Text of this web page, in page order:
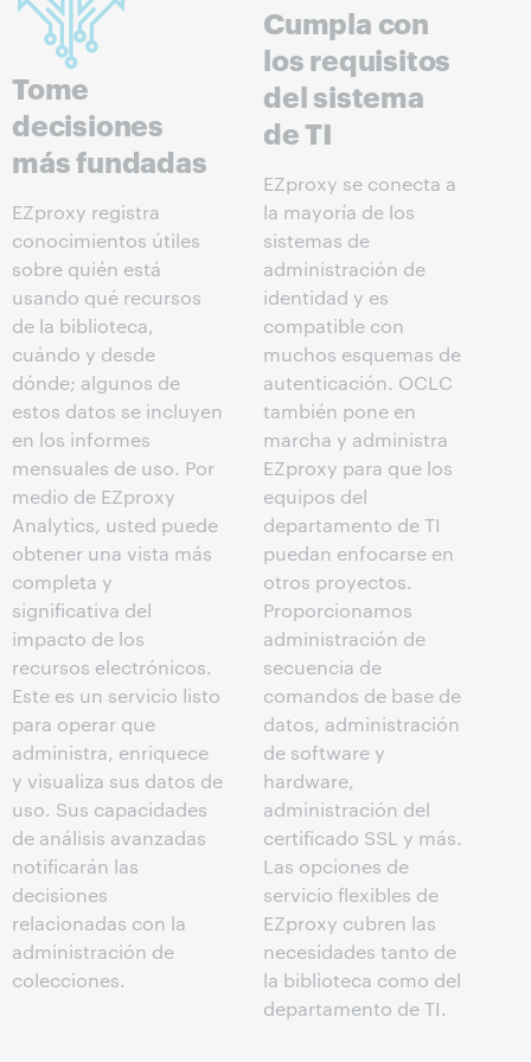
Tome
decisiones
más fundadas
EZproxy registra
conocimientos útiles
sobre quién está
usando qué recursos
de la biblioteca,
cuándo y desde
dónde; algunos de
estos datos se incluyen
en los informes
mensuales de uso. Por
medio de EZproxy
Analytics, usted puede
obtener una vista más
completa y
significativa del
impacto de los
recursos electrónicos.
Este es un servicio listo
para operar que
administra, enriquece
y visualiza sus datos de
uso. Sus capacidades
de análisis avanzadas
notificarán las
decisiones
relacionadas con la
administración de
colecciones.
Cumpla con
los requisitos
del sistema
de TI
EZproxy se conecta a
la mayoría de los
sistemas de
administración de
identidad y es
compatible con
muchos esquemas de
autenticación. OCLC
también pone en
marcha y administra
EZproxy para que los
equipos del
departamento de TI
puedan enfocarse en
otros proyectos.
Proporcionamos
administración de
secuencia de
comandos de base de
datos, administración
de software y
hardware,
administración del
certificado SSL y más.
Las opciones de
servicio flexibles de
EZproxy cubren las
necesidades tanto de
la biblioteca como del
departamento de TI.